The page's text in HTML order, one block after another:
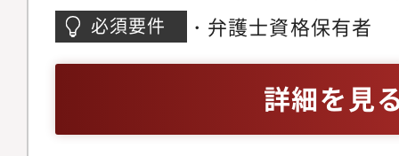
戦しつつ後輩弁護士
だきます。経験を積
師や、メディアへの
た、顧客獲得の見込
ロージングの段階で
をお願いしている為
着けることが可能で
ネスモデルでの実務
件、不動産・法人登
務、コーポレートガ
チャー法務、IPO法
件、紛争案件、知的
必須要件 ・弁護士資格保有者
詳細を見